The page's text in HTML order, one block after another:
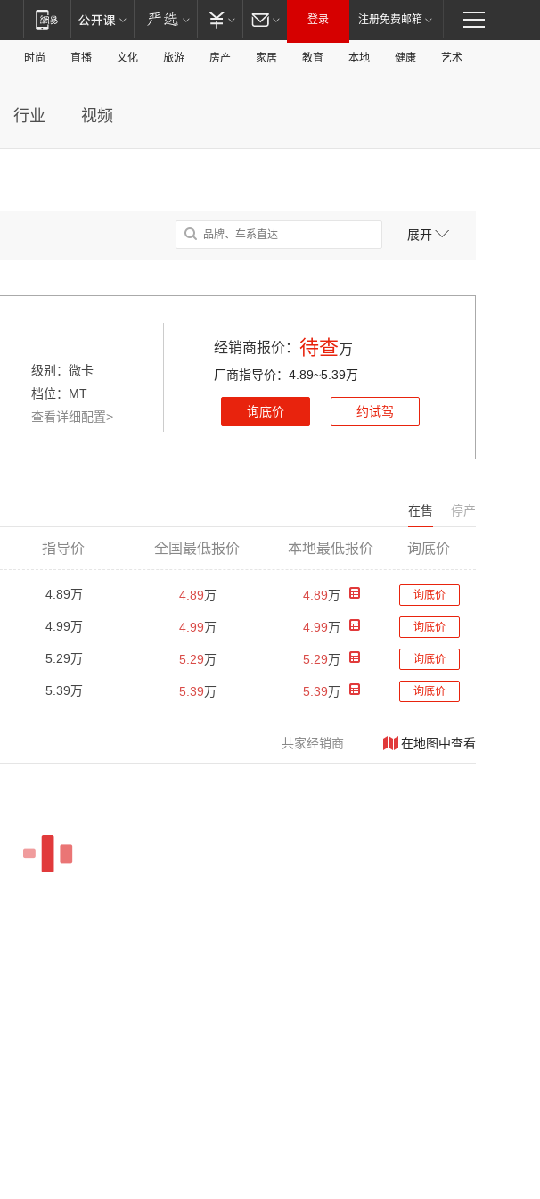
登录 注册免费邮箱
时尚 直播 文化 旅游 房产 家居 教育 本地 健康 艺术
行业 视频
展开
级别：微卡
档位：MT
查看详细配置>
经销商报价： 待查万
厂商指导价：4.89~5.39万
询底价 约试驾
在售 停产
指导价 全国最低报价 本地最低报价 询底价
4.89万 4.89万 4.89万 询底价
4.99万 4.99万 4.99万 询底价
5.29万 5.29万 5.29万 询底价
5.39万 5.39万 5.39万 询底价
共家经销商 在地图中查看